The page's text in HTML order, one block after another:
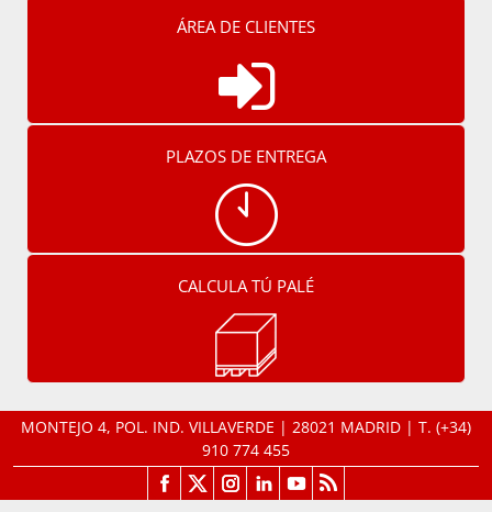
ÁREA DE CLIENTES
PLAZOS DE ENTREGA
CALCULA TÚ PALÉ
MONTEJO 4, POL. IND. VILLAVERDE | 28021 MADRID | T. (+34)
910 774 455